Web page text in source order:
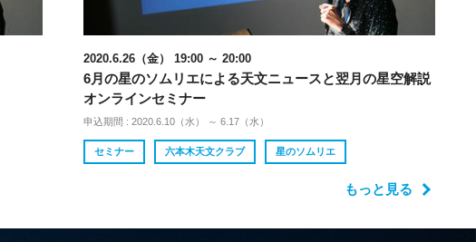
2020.6.26（金） 19:00 ～ 20:00
6月の星のソムリエによる天文ニュースと翌月の星空解説
オンラインセミナー
申込期間 : 2020.6.10（水） ～ 6.17（水）
セミナー 六本木天文クラブ 星のソムリエ
もっと見る